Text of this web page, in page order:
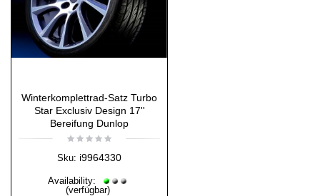
Winterkomplettrad-Satz Turbo
Star Exclusiv Design 17''
Bereifung Dunlop
Sku: i9964330
Availability:
(verfügbar)